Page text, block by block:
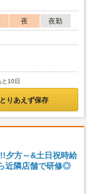
夜
夜勤
と10日
とりあえず保存
夕方～&土日祝時給
近隣店舗で研修◎